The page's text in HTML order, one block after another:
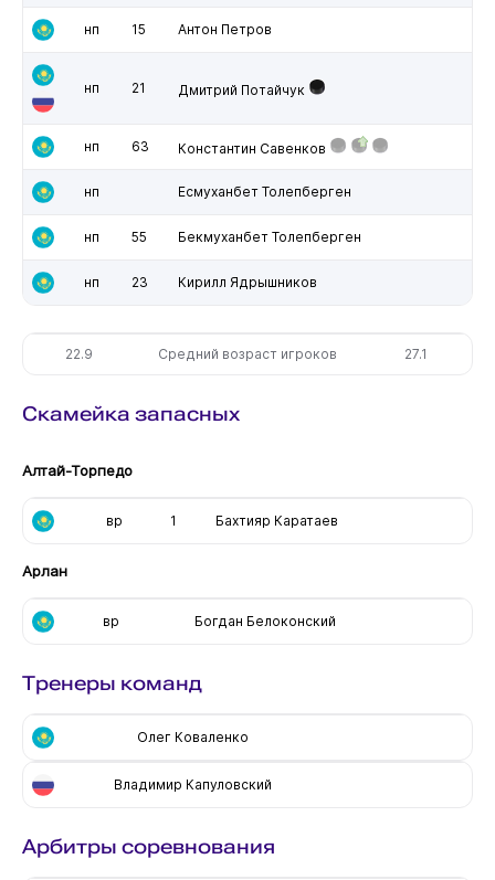
нп 15 Антон Петров
нп 21 Дмитрий Потайчук
нп 63 Константин Савенков
нп Есмуханбет Толепберген
нп 55 Бекмуханбет Толепберген
нп 23 Кирилл Ядрышников
22.9 Средний возраст игроков 27.1
Скамейка запасных
Алтай-Торпедо
вр 1 Бахтияр Каратаев
Арлан
вр Богдан Белоконский
Тренеры команд
Олег Коваленко
Владимир Капуловский
Арбитры соревнования